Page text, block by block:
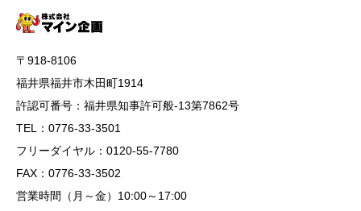
〒918-8106
福井県福井市木田町1914
許認可番号：福井県知事許可般-13第7862号
TEL：0776-33-3501
フリーダイヤル：0120-55-7780
FAX：0776-33-3502
営業時間（月～金）10:00～17:00